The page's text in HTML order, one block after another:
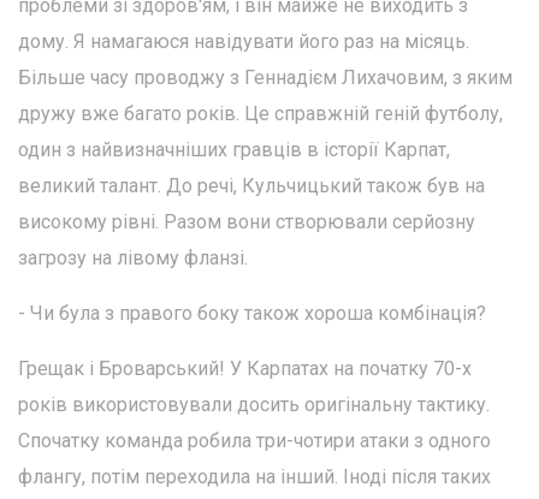
проблеми зі здоров'ям, і він майже не виходить з
дому. Я намагаюся навідувати його раз на місяць.
Більше часу проводжу з Геннадієм Лихачовим, з яким
дружу вже багато років. Це справжній геній футболу,
один з найвизначніших гравців в історії Карпат,
великий талант. До речі, Кульчицький також був на
високому рівні. Разом вони створювали серйозну
загрозу на лівому фланзі.
- Чи була з правого боку також хороша комбінація?
Грещак і Броварський! У Карпатах на початку 70-х
років використовували досить оригінальну тактику.
Спочатку команда робила три-чотири атаки з одного
флангу, потім переходила на інший. Іноді після таких